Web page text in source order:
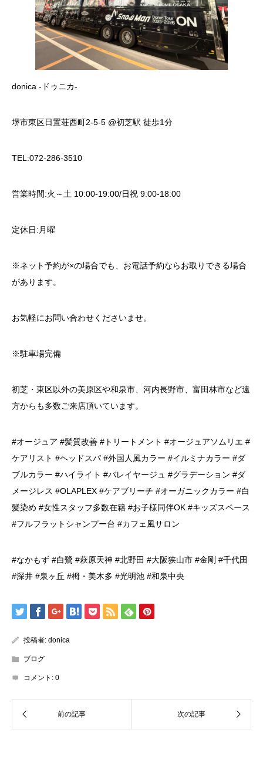
donica -ドゥニカ-
堺市東区日置荘西町2-5-5 @初芝駅 徒歩1分
TEL:072-286-3510
営業時間:火～土 10:00-19:00/日祝 9:00-18:00
定休日:月曜
※ネット予約が×の場合でも、お電話予約ならお取りできる場合
があります。
お気軽にお問い合わせくださいませ。
※駐車場完備
初芝・東区以外の美原区や和泉市、河内長野市、富田林市など遠
方からも多数ご来店頂いています。
#オージュア #髪質改善 #トリートメント #オージュアソムリエ #
ケアリスト #ヘッドスパ #外国人風カラー #イルミナカラー #ダ
ブルカラー #ハイライト #バレイヤージュ #グラデーション #ダ
メージレス #OLAPLEX #ケアブリーチ #オーガニックカラー #白
髪染め #女性スタッフ多数在籍 #お子様同伴OK #キッズスペース
#フルフラットシャンプー台 #カフェ風サロン
#なかもず #白鷺 #萩原天神 #北野田 #大阪狭山市 #金剛 #千代田
#深井 #泉ヶ丘 #栂・美木多 #光明池 #和泉中央
投稿者: donica
ブログ
コメント: 0